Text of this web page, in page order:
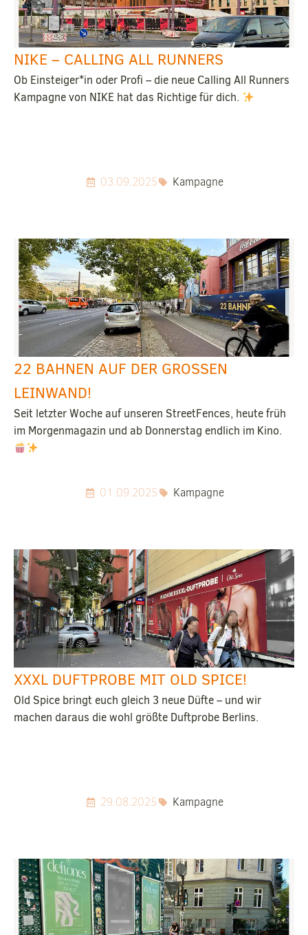
NIKE – CALLING ALL RUNNERS
Ob Einsteiger*in oder Profi – die neue Calling All Runners
Kampagne von NIKE hat das Richtige für dich.
03.09.2025 Kampagne
22 BAHNEN AUF DER GROSSEN L
EINWAND!
Seit letzter Woche auf unseren StreetFences, heute früh
im Morgenmagazin und ab Donnerstag endlich im Kino.
01.09.2025 Kampagne
XXXL DUFTPROBE MIT OLD SPICE!
Old Spice bringt euch gleich 3 neue Düfte – und wir
machen daraus die wohl größte Duftprobe Berlins.
29.08.2025 Kampagne